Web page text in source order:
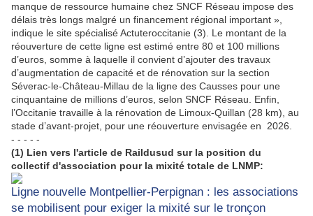
manque de ressource humaine chez SNCF Réseau impose des
délais très longs malgré un financement régional important »,
indique le site spécialisé Actuteroccitanie (3). Le montant de la
réouverture de cette ligne est estimé entre 80 et 100 millions
d’euros, somme à laquelle il convient d’ajouter des travaux
d’augmentation de capacité et de rénovation sur la section
Séverac-le-Château-Millau de la ligne des Causses pour une
cinquantaine de millions d’euros, selon SNCF Réseau. Enfin,
l’Occitanie travaille à la rénovation de Limoux-Quillan (28 km), au
stade d’avant-projet, pour une réouverture envisagée en 2026.
- - - - -
(1) Lien vers l'article de Raildusud sur la position du
collectif d'association pour la mixité totale de LNMP:
Ligne nouvelle Montpellier-Perpignan : les associations
se mobilisent pour exiger la mixité sur le tronçon